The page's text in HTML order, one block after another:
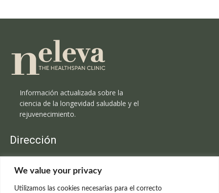
We value your privacy
Utilizamos las cookies necesarias para el correcto
Información actualizada sobre la
ciencia de la longevidad saludable y el
rejuvenecimiento.
Dirección
C/Claudio Coello, 19 - 1º